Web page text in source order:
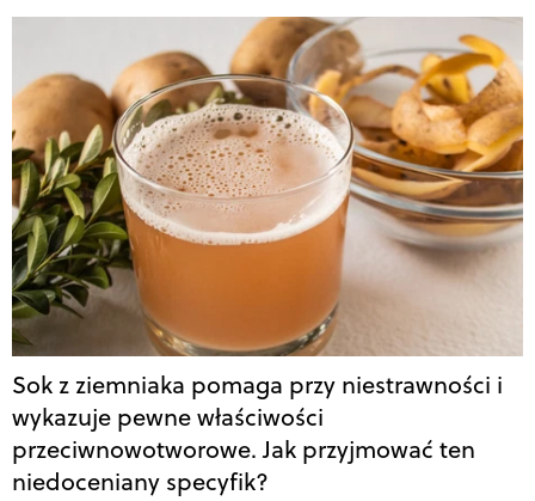
Sok z ziemniaka pomaga przy niestrawności i
wykazuje pewne właściwości
przeciwnowotworowe. Jak przyjmować ten
niedoceniany specyfik?